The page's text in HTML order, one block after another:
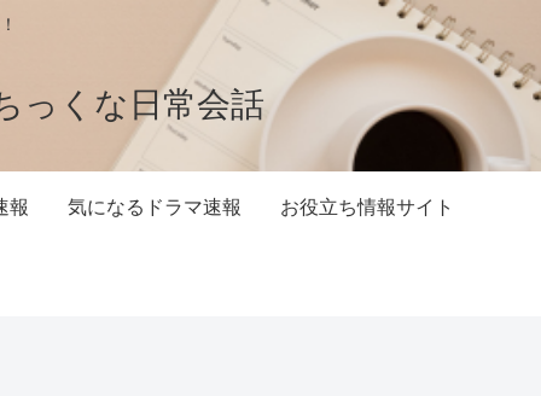
っくな日常会話
報 気になるドラマ速報 お役立ち情報サイト